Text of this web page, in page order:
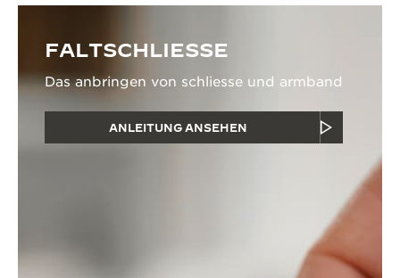
FALTSCHLIESSE
Das anbringen von schliesse und armband
ANLEITUNG ANSEHEN